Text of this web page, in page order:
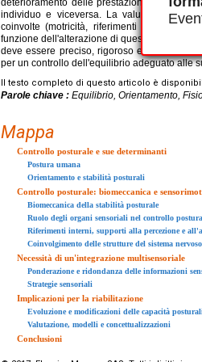
deterioramento delle prestazioni posturali
individuo e viceversa. La valutazione
coinvolte (motricità, riferimenti di base,
funzione dell'alterazione di queste risorse,
deve essere preciso, rigoroso e funzionale,
per un controllo dell'equilibrio adeguato alle
Il testo completo di questo articolo è
Parole chiave : Equilibrio, Orientamento,
Mappa
Controllo posturale e sue determinanti
Postura umana
Orientamento e stabilità posturali
Controllo posturale: biomeccanica e
Biomeccanica della stabilità posturale
Ruolo degli organi sensoriali nel controllo
Riferimenti interni, supporti alla percezione e
Coinvolgimento delle strutture del sistema nervoso
Necessità di un'integrazione multisensoriale
Ponderazione e ridondanza delle informazioni
Strategie sensoriali
Implicazioni per la riabilitazione
Evoluzione e modificazioni delle capacità
Valutazione, modelli e concettualizzazioni
Conclusioni